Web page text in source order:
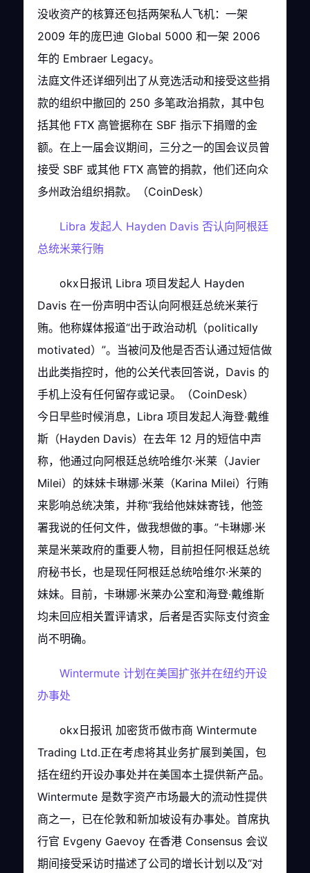
没收资产的核算还包括两架私人飞机：一架
2009 年的庞巴迪 Global 5000 和一架 2006
年的 Embraer Legacy。
法庭文件还详细列出了从竞选活动和接受这些捐
款的组织中撤回的 250 多笔政治捐款，其中包
括其他 FTX 高管据称在 SBF 指示下捐赠的金
额。在上一届会议期间，三分之一的国会议员曾
接受 SBF 或其他 FTX 高管的捐款，他们还向众
多州政治组织捐款。（CoinDesk）
Libra 发起人 Hayden Davis 否认向阿根廷
总统米莱行贿
okx日报讯 Libra 项目发起人 Hayden
Davis 在一份声明中否认向阿根廷总统米莱行
贿。他称媒体报道“出于政治动机（politically
motivated）”。当被问及他是否否认通过短信做
出此类指控时，他的公关代表回答说，Davis 的
手机上没有任何留存或记录。（CoinDesk）
今日早些时候消息，Libra 项目发起人海登·戴维
斯（Hayden Davis）在去年 12 月的短信中声
称，他通过向阿根廷总统哈维尔·米莱（Javier
Milei）的妹妹卡琳娜·米莱（Karina Milei）行贿
来影响总统决策，并称“我给他妹妹寄钱，他签
署我说的任何文件，做我想做的事。”卡琳娜·米
莱是米莱政府的重要人物，目前担任阿根廷总统
府秘书长，也是现任阿根廷总统哈维尔·米莱的
妹妹。目前，卡琳娜·米莱办公室和海登·戴维斯
均未回应相关置评请求，后者是否实际支付资金
尚不明确。
Wintermute 计划在美国扩张并在纽约开设
办事处
okx日报讯 加密货币做市商 Wintermute
Trading Ltd.正在考虑将其业务扩展到美国，包
括在纽约开设办事处并在美国本土提供新产品。
Wintermute 是数字资产市场最大的流动性提供
商之一，已在伦敦和新加坡设有办事处。首席执
行官 Evgeny Gaevoy 在香港 Consensus 会议
期间接受采访时描述了公司的增长计划以及“对